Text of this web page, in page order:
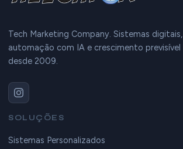
Tech Marketing Company. Sistemas digitais,
automação com IA e crescimento previsível
desde 2009.
SOLUÇÕES
Sistemas Personalizados